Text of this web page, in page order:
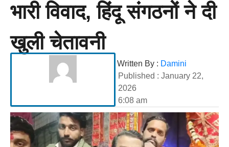
भारी विवाद, हिंदू संगठनों ने दी
खुली चेतावनी
Written By : Damini
Published : January 22,
2026
6:08 am